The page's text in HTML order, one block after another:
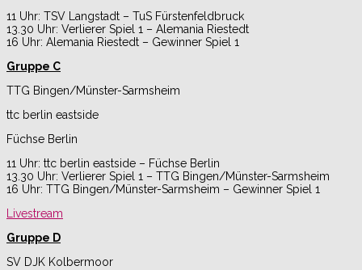
11 Uhr: TSV Langstadt – TuS Fürstenfeldbruck
13.30 Uhr: Verlierer Spiel 1 – Alemania Riestedt
16 Uhr: Alemania Riestedt – Gewinner Spiel 1
Gruppe C
TTG Bingen/Münster-Sarmsheim
ttc berlin eastside
Füchse Berlin
11 Uhr: ttc berlin eastside – Füchse Berlin
13.30 Uhr: Verlierer Spiel 1 – TTG Bingen/Münster-Sarmsheim
16 Uhr: TTG Bingen/Münster-Sarmsheim – Gewinner Spiel 1
Livestream
Gruppe D
SV DJK Kolbermoor